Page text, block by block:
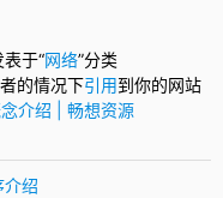
于“网络”分类
的情况下引用到你的网站
介绍 | 畅想资源
绍